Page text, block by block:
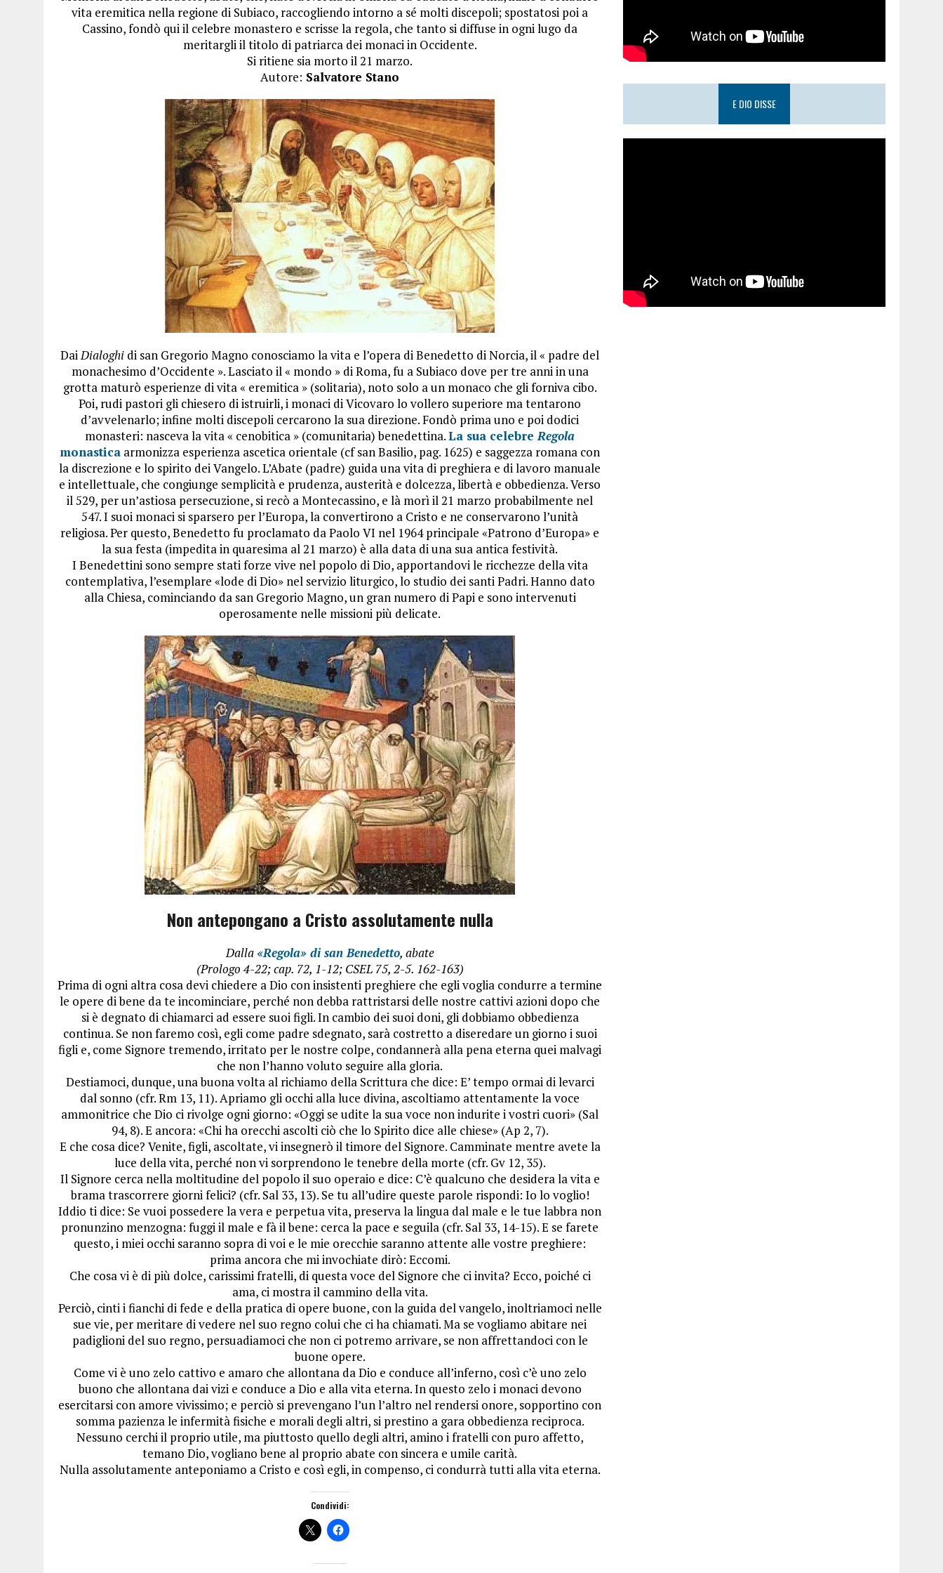
vita eremitica nella regione di Subiaco, raccogliendo intorno a sé molti discepoli; spostatosi poi a
Cassino, fondò qui il celebre monastero e scrisse la regola, che tanto si diffuse in ogni lugo da
meritargli il titolo di patriarca dei monaci in Occidente.
Si ritiene sia morto il 21 marzo.
Autore: Salvatore Stano
DaiDialoghi di san Gregorio Magno conosciamo la vita e l’opera di Benedetto di Norcia, il « padre del
monachesimo d’Occidente ». Lasciato il « mondo » di Roma, fu a Subiaco dove per tre anni in una
grotta maturò esperienze di vita « eremitica » (solitaria), noto solo a un monaco che gli forniva cibo.
Poi, rudi pastori gli chiesero di istruirli, i monaci di Vicovaro lo vollero superiore ma tentarono
d’avvelenarlo; infine molti discepoli cercarono la sua direzione. Fondò prima uno e poi dodici
monasteri: nasceva la vita « cenobitica » (comunitaria) benedettina.La sua celebreRegola
monastica armonizza esperienza ascetica orientale (cf san Basilio, pag. 1625) e saggezza romana con
la discrezione e lo spirito dei Vangelo. L’Abate (padre) guida una vita di preghiera e di lavoro manuale
e intellettuale, che congiunge semplicità e prudenza, austerità e dolcezza, libertà e obbedienza. Verso
il 529, per un’astiosa persecuzione, si recò a Montecassino, e là morì il 21 marzo probabilmente nel
547. I suoi monaci si sparsero per l’Europa, la convertirono a Cristo e ne conservarono l’unità
religiosa. Per questo, Benedetto fu proclamato da Paolo VI nel 1964 principale «Patrono d’Europa» e
la sua festa (impedita in quaresima al 21 marzo) è alla data di una sua antica festività.
I Benedettini sono sempre stati forze vive nel popolo di Dio, apportandovi le ricchezze della vita
contemplativa, l’esemplare «lode di Dio» nel servizio liturgico, lo studio dei santi Padri. Hanno dato
alla Chiesa, cominciando da san Gregorio Magno, un gran numero di Papi e sono intervenuti
operosamente nelle missioni più delicate.
Non antepongano a Cristo assolutamente nulla
Dalla«Regola» di san Benedetto, abate
(Prologo 4-22; cap. 72, 1-12; CSEL 75, 2-5. 162-163)
Prima di ogni altra cosa devi chiedere a Dio con insistenti preghiere che egli voglia condurre a termine
le opere di bene da te incominciare, perché non debba rattristarsi delle nostre cattivi azioni dopo che
si è degnato di chiamarci ad essere suoi figli. In cambio dei suoi doni, gli dobbiamo obbedienza
continua. Se non faremo così, egli come padre sdegnato, sarà costretto a diseredare un giorno i suoi
figli e, come Signore tremendo, irritato per le nostre colpe, condannerà alla pena eterna quei malvagi
che non l’hanno voluto seguire alla gloria.
Destiamoci, dunque, una buona volta al richiamo della Scrittura che dice: E’ tempo ormai di levarci
dal sonno (cfr. Rm 13, 11). Apriamo gli occhi alla luce divina, ascoltiamo attentamente la voce
ammonitrice che Dio ci rivolge ogni giorno: «Oggi se udite la sua voce non indurite i vostri cuori» (Sal
94, 8). E ancora: «Chi ha orecchi ascolti ciò che lo Spirito dice alle chiese» (Ap 2, 7).
E che cosa dice? Venite, figli, ascoltate, vi insegnerò il timore del Signore. Camminate mentre avete la
luce della vita, perché non vi sorprendono le tenebre della morte (cfr. Gv 12, 35).
Il Signore cerca nella moltitudine del popolo il suo operaio e dice: C’è qualcuno che desidera la vita e
brama trascorrere giorni felici? (cfr. Sal 33, 13). Se tu all’udire queste parole rispondi: Io lo voglio!
Iddio ti dice: Se vuoi possedere la vera e perpetua vita, preserva la lingua dal male e le tue labbra non
pronunzino menzogna: fuggi il male e fà il bene: cerca la pace e seguila (cfr. Sal 33, 14-15). E se farete
questo, i miei occhi saranno sopra di voi e le mie orecchie saranno attente alle vostre preghiere:
prima ancora che mi invochiate dirò: Eccomi.
Che cosa vi è di più dolce, carissimi fratelli, di questa voce del Signore che ci invita? Ecco, poiché ci
ama, ci mostra il cammino della vita.
Perciò, cinti i fianchi di fede e della pratica di opere buone, con la guida del vangelo, inoltriamoci nelle
sue vie, per meritare di vedere nel suo regno colui che ci ha chiamati. Ma se vogliamo abitare nei
padiglioni del suo regno, persuadiamoci che non ci potremo arrivare, se non affrettandoci con le
buone opere.
Come vi è uno zelo cattivo e amaro che allontana da Dio e conduce all’inferno, così c’è uno zelo
buono che allontana dai vizi e conduce a Dio e alla vita eterna. In questo zelo i monaci devono
esercitarsi con amore vivissimo; e perciò si prevengano l’un l’altro nel rendersi onore, sopportino con
somma pazienza le infermità fisiche e morali degli altri, si prestino a gara obbedienza reciproca.
Nessuno cerchi il proprio utile, ma piuttosto quello degli altri, amino i fratelli con puro affetto,
temano Dio, vogliano bene al proprio abate con sincera e umile carità.
Nulla assolutamente anteponiamo a Cristo e così egli, in compenso, ci condurrà tutti alla vita eterna.
Condividi:
E DIO DISSE